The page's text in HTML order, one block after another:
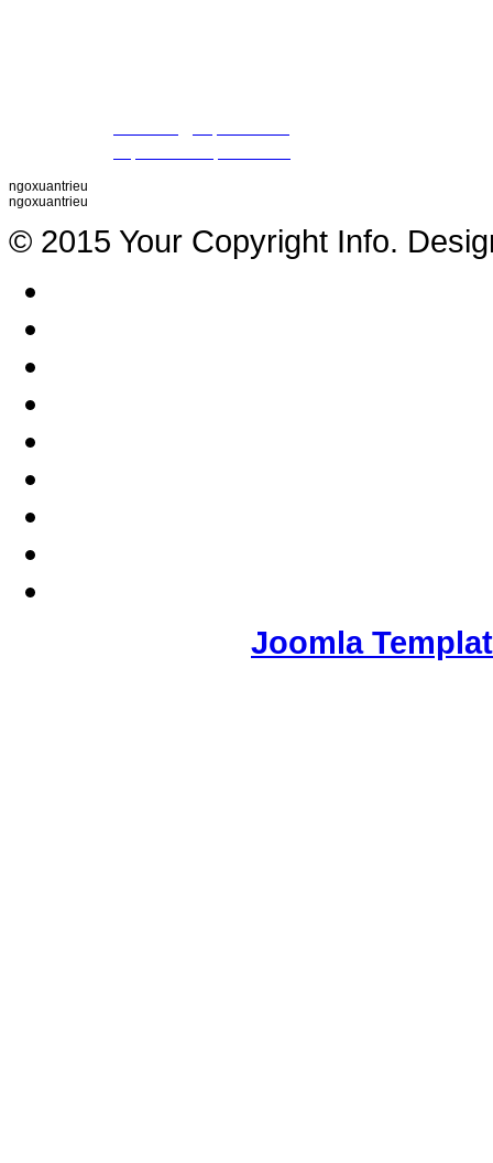
ngoxuantrieu
ngoxuantrieu
© 2015 Your Copyright Info.
Joomla